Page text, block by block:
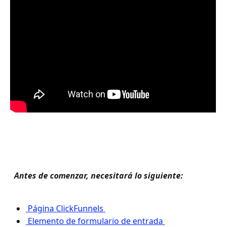
Antes de comenzar, necesitará lo siguiente:
Página ClickFunnels
Elemento de formulario de entrada